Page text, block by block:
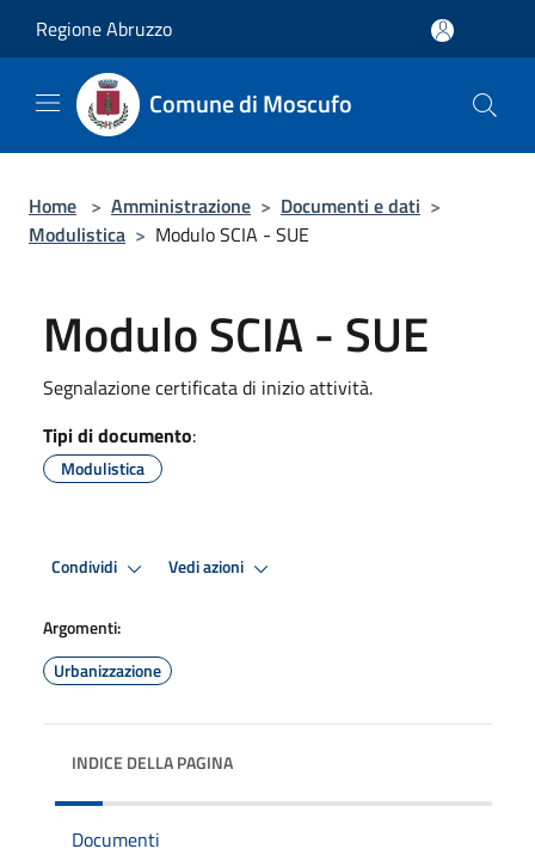
Regione Abruzzo
Comune di Moscufo
Home > Amministrazione > Documenti e dati >
Modulistica > Modulo SCIA - SUE
Modulo SCIA - SUE
Segnalazione certificata di inizio attività.
Tipi di documento:
Modulistica
Condividi Vedi azioni
Argomenti:
Urbanizzazione
INDICE DELLA PAGINA
Documenti